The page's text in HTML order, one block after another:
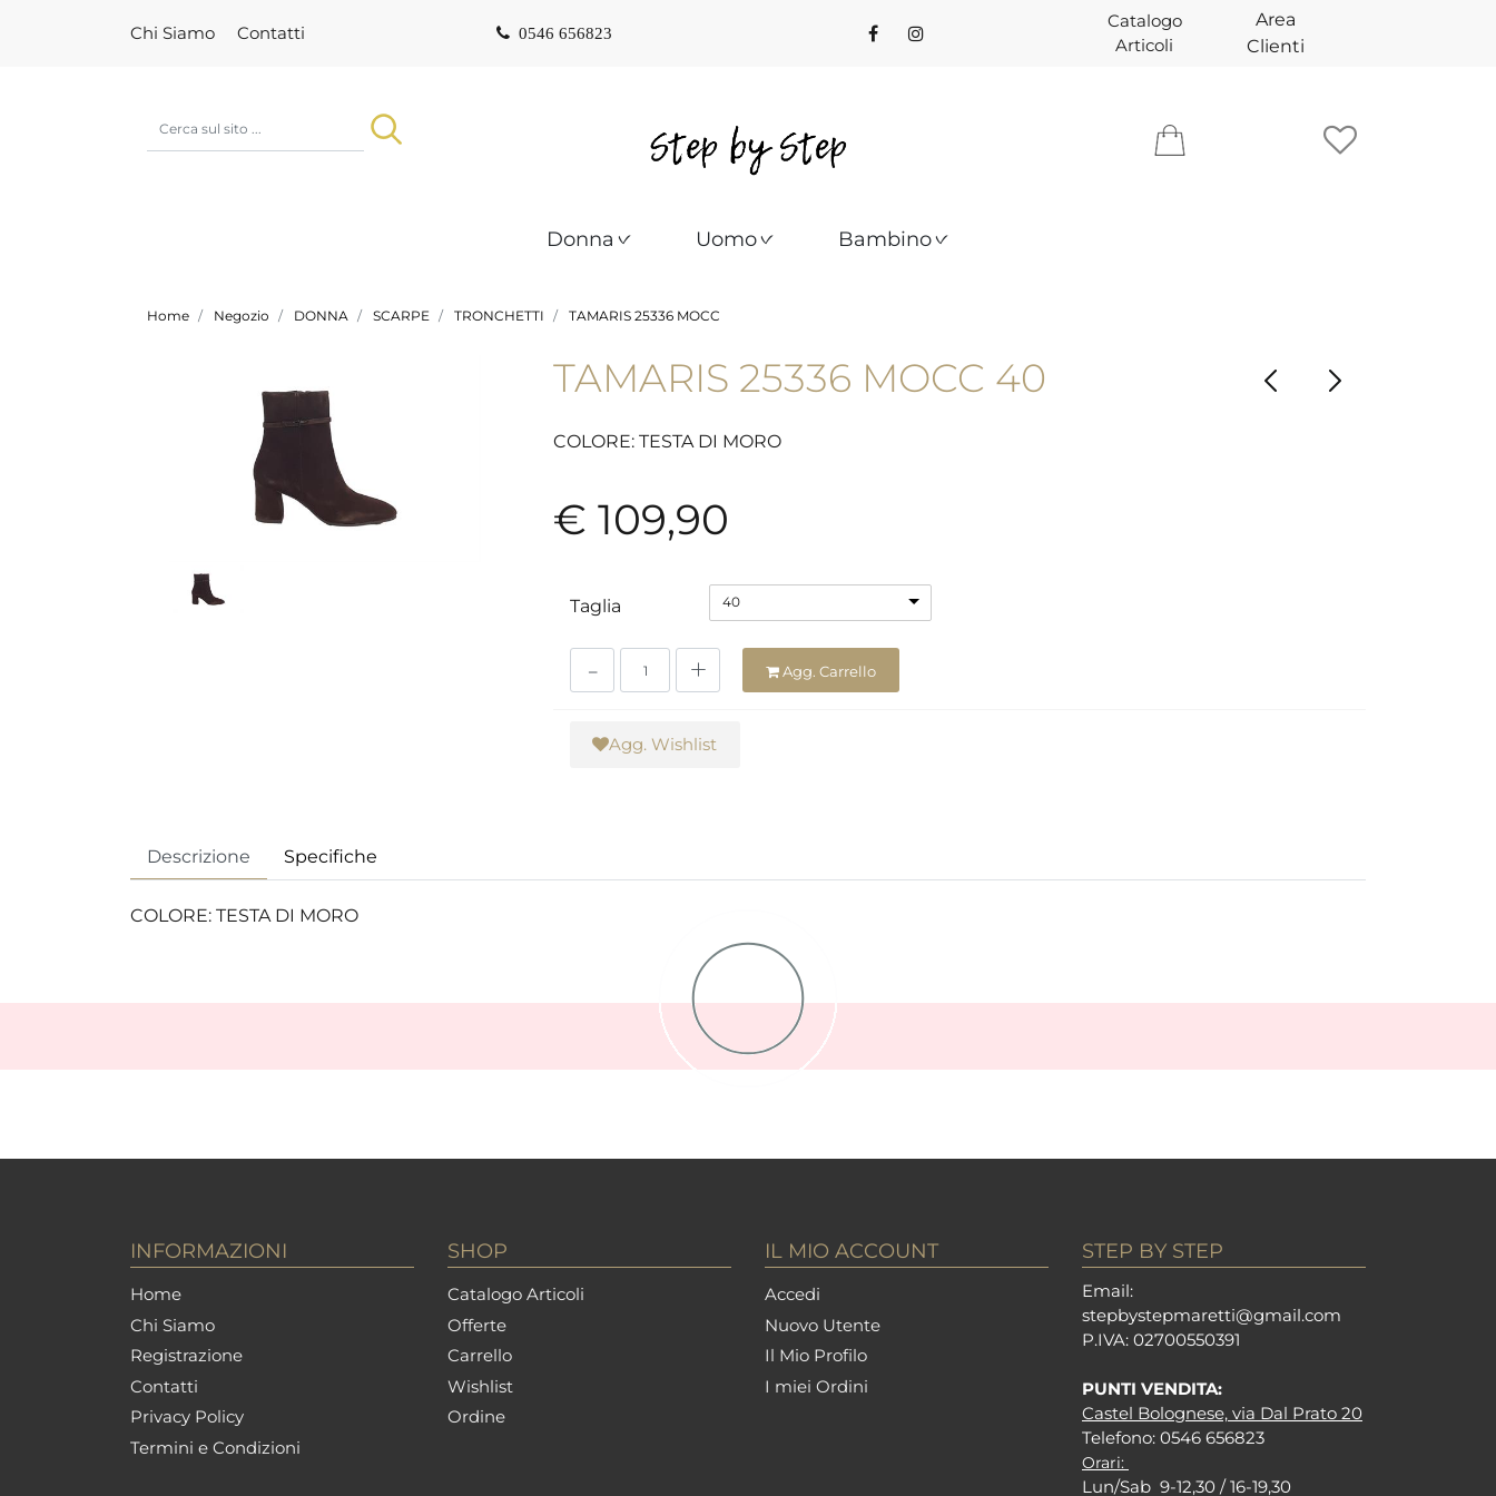
Chi Siamo Contatti 0546 656823
Catalogo
Articoli
Area
Clienti
Donna Uomo Bambino
Home Negozio DONNA SCARPE TRONCHETTI TAMARIS 25336 MOCC
TAMARIS 25336 MOCC 40
COLORE: TESTA DI MORO
€ 109,90
Taglia 40
Agg. Carrello
Agg. Wishlist
Descrizione Specifiche
COLORE: TESTA DI MORO
INFORMAZIONI
Home
Chi Siamo
Registrazione
Contatti
Privacy Policy
Termini e Condizioni
SHOP
Catalogo Articoli
Offerte
Carrello
Wishlist
Ordine
IL MIO ACCOUNT
Accedi
Nuovo Utente
Il Mio Profilo
I miei Ordini
STEP BY STEP
Email:
stepbystepmaretti@gmail.com
P.IVA: 02700550391
PUNTI VENDITA:
Castel Bolognese, via Dal Prato 20
Telefono: 0546 656823
Orari:
Lun/Sab 9-12,30 / 16-19,30